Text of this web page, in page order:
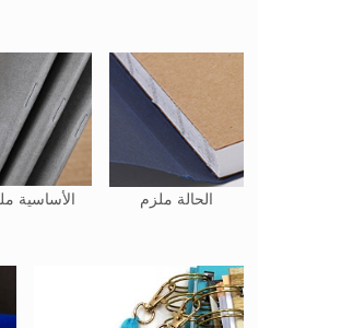
الأساسية الحالة ملزم